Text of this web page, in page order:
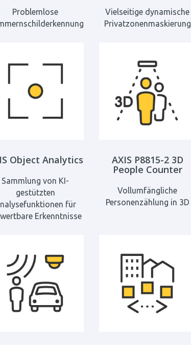
Problemlose
Vielseitige dynamische
Privatzonenmaskierung
Object Analytics
Sammlung von KI-
gestützten
für
Erkenntnisse
AXIS P8815-2 3D
People Counter
Vollumfängliche
Personenzählung in 3D